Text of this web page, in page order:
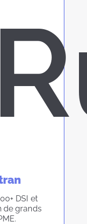
DSI et
de grands